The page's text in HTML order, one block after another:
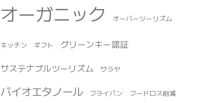
オーガニック オーバーツーリズム
キッチン ギフト
グリーンキー認証
サステナブルツーリズム
サラヤ
バイオエタノール フライパン フードロス削減